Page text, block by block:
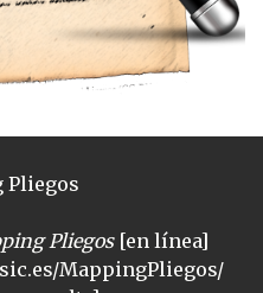
Pliegos
Pliegos[en línea]
MappingPliegos/